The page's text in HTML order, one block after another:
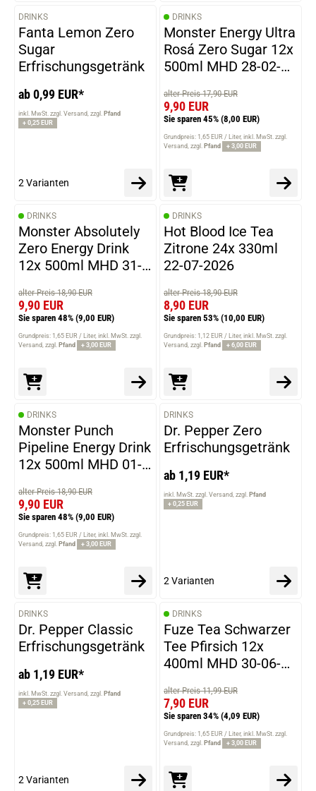
DRINKS
Fanta Lemon Zero
Sugar
Erfrischungsgetränk
ab 0,99 EUR*
inkl. MwSt. zzgl. Versand zzgl. Pfand
+ 0,25 EUR
2 Varianten
DRINKS
Monster Energy Ultra
Rosá Zero Sugar 12x
500ml MHD 28-02-
alter Preis 17,90 EUR
9,90 EUR
Sie sparen 45% (8,00 EUR)
Grundpreis: 1,65 EUR / Liter inkl. MwSt. zzgl.
Versand zzgl. Pfand + 3,00 EUR
DRINKS
Monster Absolutely
Zero Energy Drink
12x 500ml MHD 31-
alter Preis 18,90 EUR
9,90 EUR
Sie sparen 48% (9,00 EUR)
Grundpreis: 1,65 EUR / Liter inkl. MwSt. zzgl.
Versand zzgl. Pfand + 3,00 EUR
DRINKS
Hot Blood Ice Tea
Zitrone 24x 330ml
22-07-2026
alter Preis 18,90 EUR
8,90 EUR
Sie sparen 53% (10,00 EUR)
Grundpreis: 1,12 EUR / Liter inkl. MwSt. zzgl.
Versand zzgl. Pfand + 6,00 EUR
DRINKS
Monster Punch
Pipeline Energy Drink
12x 500ml MHD 01-
alter Preis 18,90 EUR
9,90 EUR
Sie sparen 48% (9,00 EUR)
Grundpreis: 1,65 EUR / Liter inkl. MwSt. zzgl.
Versand zzgl. Pfand + 3,00 EUR
DRINKS
Dr. Pepper Zero
Erfrischungsgetränk
ab 1,19 EUR*
inkl. MwSt. zzgl. Versand zzgl. Pfand
+ 0,25 EUR
2 Varianten
VARIANTEN
DRINKS
Dr. Pepper Classic
Erfrischungsgetränk
ab 1,19 EUR*
inkl. MwSt. zzgl. Versand zzgl. Pfand
+ 0,25 EUR
2 Varianten
DRINKS
Fuze Tea Schwarzer
Tee Pfirsich 12x
400ml MHD 30-06-
alter Preis 11,99 EUR
7,90 EUR
Sie sparen 34% (4,09 EUR)
Grundpreis: 1,65 EUR / Liter inkl. MwSt. zzgl.
Versand zzgl. Pfand + 3,00 EUR